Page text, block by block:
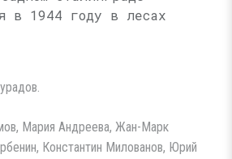
в 1944 году в лесах
Мария Андреева, Жан-Марк
Константин Милованов, Юрий